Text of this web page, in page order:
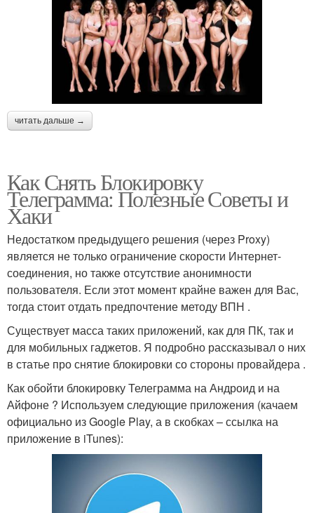
читать дальше →
Как Снять Блокировку
Телеграмма: Полезные Советы и
Хаки
Недостатком предыдущего решения (через Proxy)
является не только ограничение скорости Интернет-
соединения, но также отсутствие анонимности
пользователя. Если этот момент крайне важен для Вас,
тогда стоит отдать предпочтение методу ВПН .
Существует масса таких приложений, как для ПК, так и
для мобильных гаджетов. Я подробно рассказывал о них
в статье про снятие блокировки со стороны провайдера .
Как обойти блокировку Телеграмма на Андроид и на
Айфоне ? Используем следующие приложения (качаем
официально из Google Play, а в скобках – ссылка на
приложение в iTunes):